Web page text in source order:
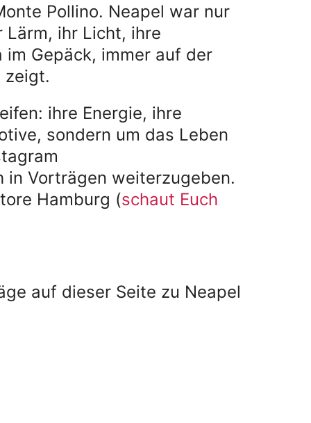
Pollino. Neapel war nur
ihr Licht, ihre
Gepäck, immer auf der
zeigt.
ihre Energie, ihre
sondern um das Leben
in Vorträgen weiterzugeben.
Hamburg (schaut Euch
auf dieser Seite zu Neapel